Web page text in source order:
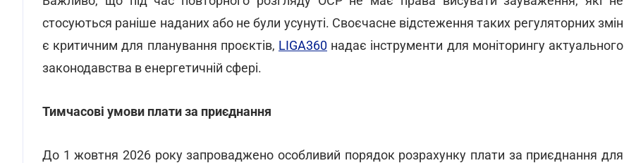
стосуються раніше наданих або не були усунуті. Своєчасне відстеження таких регуляторних змін
є критичним для планування проєктів, LIGA360 надає інструменти для моніторингу актуального
законодавства в енергетичній сфері.
Тимчасові умови плати за приєднання
До 1 жовтня 2026 року запроваджено особливий порядок розрахунку плати за приєднання для